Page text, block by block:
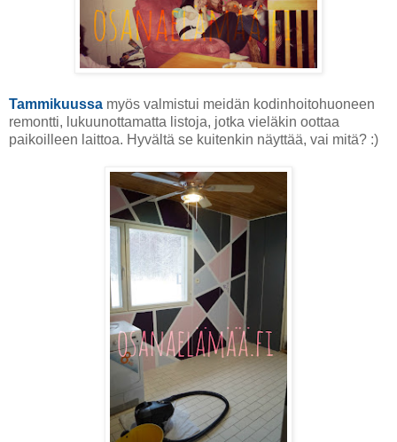
Tammikuussa myös valmistui meidän kodinhoitohuoneen
remontti, lukuunottamatta listoja, jotka vieläkin oottaa
paikoilleen laittoa. Hyvältä se kuitenkin näyttää, vai mitä? :)